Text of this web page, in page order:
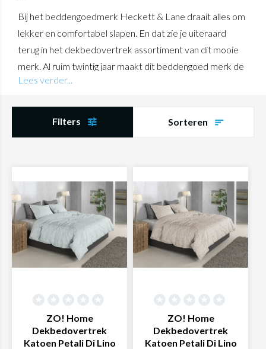
Bij het beddengoedmerk Heckett & Lane draait alles om
lekker en comfortabel slapen. En dat zie je uiteraard
terug in het dekbedovertrek assortiment van dit mooie
merk. Al ruim twintig jaar maakt dit beddengoed merk de
mooiste producten voor in de slaapkamer. Van
producten voelen heerlijk aan. Bekijk de gehele collectie
Lees verder...
Filters Sorteren
ZO! Home
Dekbedovertrek
Katoen Petali Di Lino
ZO! Home
Dekbedovertrek
Katoen Petali Di Lino